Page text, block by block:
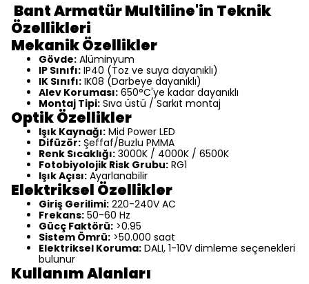
Bant Armatür Multiline'in Teknik
Özellikleri
Mekanik Özellikler
Gövde: Alüminyum
IP Sınıfı: IP40 (Toz ve suya dayanıklı)
IK Sınıfı: IK08 (Darbeye dayanıklı)
Alev Koruması: 650°C'ye kadar dayanıklı
Montaj Tipi: Sıva üstü / Sarkıt montaj
Optik Özellikler
Işık Kaynağı: Mid Power LED
Difüzör: Şeffaf/Buzlu PMMA
Renk Sıcaklığı: 3000K / 4000K / 6500K
Fotobiyolojik Risk Grubu: RG1
Işık Açısı: Ayarlanabilir
Elektriksel Özellikler
Giriş Gerilimi: 220-240V AC
Frekans: 50-60 Hz
Gücç Faktörü: >0.95
Sistem Ömrü: >50.000 saat
Elektriksel Koruma: DALI, 1-10V dimleme seçenekleri
bulunur
Kullanım Alanları